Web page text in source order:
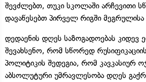
შევძლებთ, თუკი სკოლაში არჩევითი
დავაწესებთ პირველ რიგში მეგრულისა
დედაენის დღეს საზოგადოებას კიდევ
შევახსენო, რომ სწორედ
პოლიტიკის შედეგია, რომ კავკასიურ
აბსოლუტური უმრავლესობა დღეს